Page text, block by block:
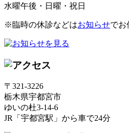
水曜午後・日曜・祝日
※臨時の休診などはお知らせでお
〒321-3226
栃木県宇都宮市
ゆいの杜3-14-6
JR「宇都宮駅」から車で24分